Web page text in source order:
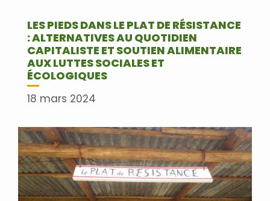
LES PIEDS DANS LE PLAT DE RÉSISTANCE
: ALTERNATIVES AU QUOTIDIEN
CAPITALISTE ET SOUTIEN ALIMENTAIRE
AUX LUTTES SOCIALES ET
ÉCOLOGIQUES
18 mars 2024